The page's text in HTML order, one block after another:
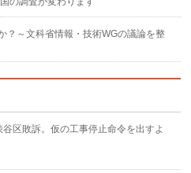
？～文科省情報・技術WGの議論を整
区敗訴。仮の工事停止命令を出すよ